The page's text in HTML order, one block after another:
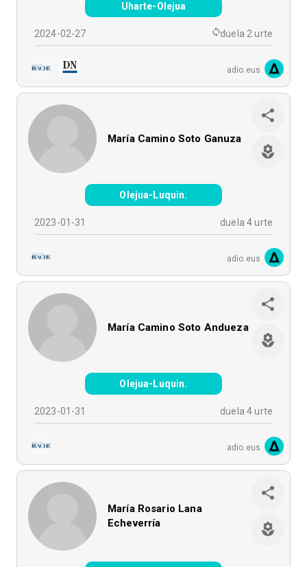
Uharte-Olejua
2024-02-27 duela 2 urte
adio.eus
María Camino Soto Ganuza
Olejua-Luquin.
2023-01-31 duela 4 urte
adio.eus
María Camino Soto Andueza
Olejua-Luquin.
2023-01-31 duela 4 urte
adio.eus
María Rosario Lana
Echeverría